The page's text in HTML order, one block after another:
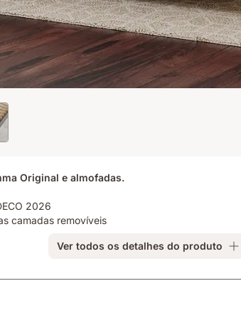
Original e almofadas.
2026
camadas removíveis
Ver todos os detalhes do produto